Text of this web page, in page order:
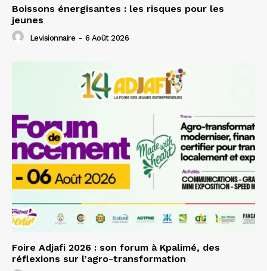
Boissons énergisantes : les risques pour les
jeunes
Levisionnaire - 6 Août 2026
Foire Adjafi 2026 : son forum à Kpalimé, des
réflexions sur l’agro-transformation